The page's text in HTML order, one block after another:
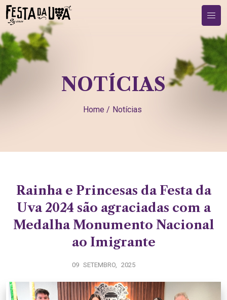
NOTÍCIAS
Home / Notícias
Rainha e Princesas da Festa da
Uva 2024 são agraciadas com a
Medalha Monumento Nacional
ao Imigrante
09 SETEMBRO, 2025